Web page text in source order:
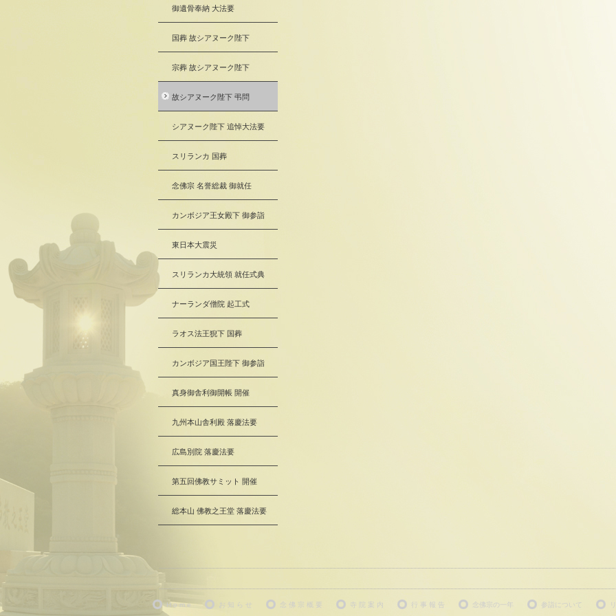
御遺骨奉納 大法要
国葬 故シアヌーク陛下
宗葬 故シアヌーク陛下
故シアヌーク陛下 弔問
シアヌーク陛下 追悼大法要
スリランカ 国葬
念佛宗 名誉総裁 御就任
カンボジア王女殿下 御参詣
東日本大震災
スリランカ大統領 就任式典
ナーランダ僧院 起工式
ラオス法王猊下 国葬
カンボジア国王陛下 御参詣
真身御舎利御開帳 開催
九州本山舎利殿 落慶法要
広島別院 落慶法要
第五回佛教サミット 開催
総本山 佛教之王堂 落慶法要
H o m e 念 佛 宗 概 要 寺 院 案 内 行 事 報 告 念佛宗の一年 参詣について